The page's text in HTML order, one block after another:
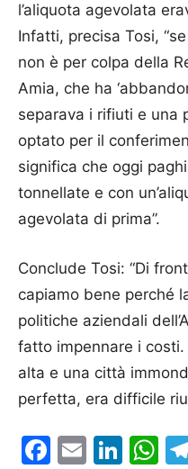
l’aliquota agevolata
Infatti, precisa Tosi,
non è per colpa della
Amia, che ha
separava i rifiuti e una
optato per il
significa che oggi
tonnellate e con
agevolata di prima”.
Conclude Tosi: “Di
capiamo bene perché
politiche aziendali
fatto impennare i costi.
alta e una città
perfetta, era difficile
Facebook
Email